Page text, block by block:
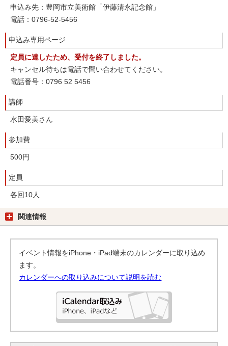
申込み先：豊岡市立美術館「伊藤清永記念館」
電話：0796-52-5456
申込み専用ページ
定員に達したため、受付を終了しました。
キャンセル待ちは電話で問い合わせてください。
電話番号：0796 52 5456
講師
水田愛美さん
参加費
500円
定員
各回10人
関連情報
イベント情報をiPhone・iPad端末のカレンダーに取り込め
ます。
カレンダーへの取り込みについて説明を読む